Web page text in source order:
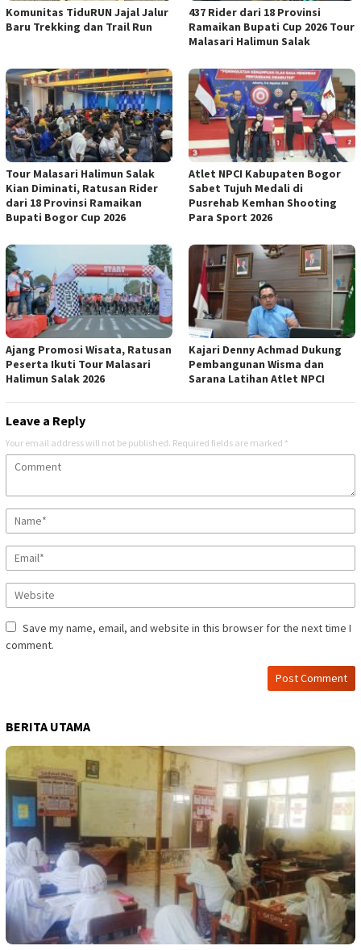
Komunitas TiduRUN Jajal Jalur
Baru Trekking dan Trail Run
437 Rider dari 18 Provinsi
Ramaikan Bupati Cup 2026 Tour
Malasari Halimun Salak
Tour Malasari Halimun Salak
Kian Diminati, Ratusan Rider
dari 18 Provinsi Ramaikan
Bupati Bogor Cup 2026
Atlet NPCI Kabupaten Bogor
Sabet Tujuh Medali di
Pusrehab Kemhan Shooting
Para Sport 2026
Ajang Promosi Wisata, Ratusan
Peserta Ikuti Tour Malasari
Halimun Salak 2026
Kajari Denny Achmad Dukung
Pembangunan Wisma dan
Sarana Latihan Atlet NPCI
Leave a Reply
Your email address will not be published. Required fields are marked *
Save my name, email, and website in this browser for the next time I
comment.
BERITA UTAMA